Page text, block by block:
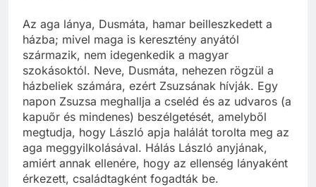
Az aga lánya, Dusmáta, hamar beilleszkedett a
házba; mivel maga is keresztény anyától
származik, nem idegenkedik a magyar
szokásoktól. Neve, Dusmáta, nehezen rögzül a
házbeliek számára, ezért Zsuzsának hívják. Egy
napon Zsuzsa meghallja a cseléd és az udvaros (a
kapuőr és mindenes) beszélgetését, amelyből
megtudja, hogy László apja halálát torolta meg az
aga meggyilkolásával. Hálás László anyjának,
amiért annak ellenére, hogy az ellenség lányaként
érkezett, családtagként fogadták be.